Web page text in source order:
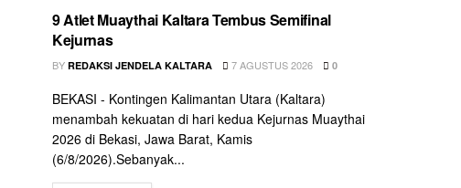
9 Atlet Muaythai Kaltara Tembus Semifinal
Kejurnas
BY REDAKSI JENDELA KALTARA 7 AGUSTUS 2026 0
BEKASI - Kontingen Kalimantan Utara (Kaltara)
menambah kekuatan di hari kedua Kejurnas Muaythai
2026 di Bekasi, Jawa Barat, Kamis
(6/8/2026).Sebanyak...